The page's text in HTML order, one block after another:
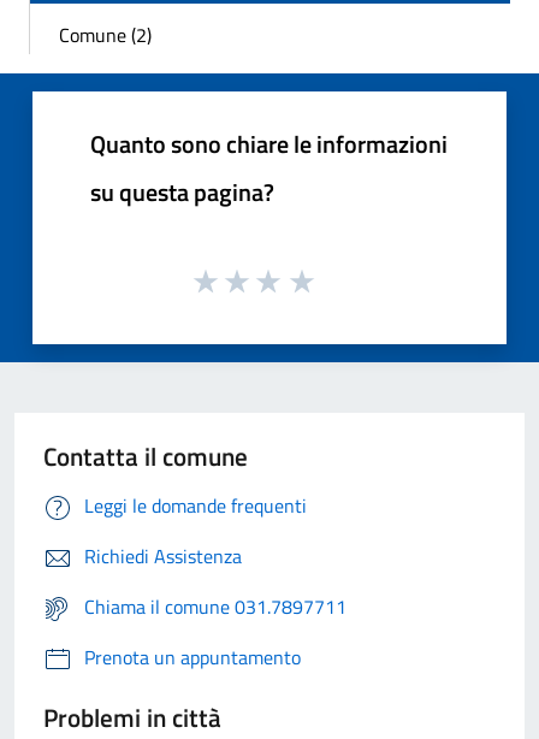
Comune (2)
Quanto sono chiare le informazioni
su questa pagina?
Contatta il comune
Leggi le domande frequenti
Richiedi Assistenza
Chiama il comune 031.7897711
Prenota un appuntamento
Problemi in città